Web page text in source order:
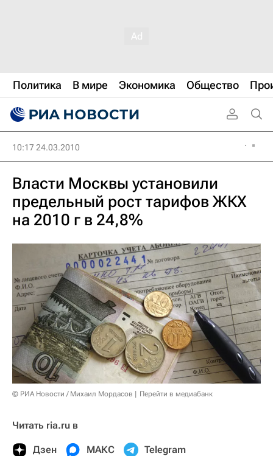
Политика В мире Экономика Общество
10:17 24.03.2010
Власти Москвы установили
предельный рост тарифов ЖКХ
на 2010 г в 24,8%
© РИА Новости / Михаил Мордасов Перейти в медиабанк
Читать ria.ru в
Дзен МАКС Telegram